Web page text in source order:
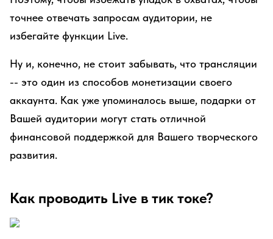
точнее отвечать запросам аудитории, не
избегайте функции Live.
Ну и, конечно, не стоит забывать, что трансляции
-- это один из способов монетизации своего
аккаунта. Как уже упоминалось выше, подарки от
Вашей аудитории могут стать отличной
финансовой поддержкой для Вашего творческого
развития.
Как проводить Live в тик токе?